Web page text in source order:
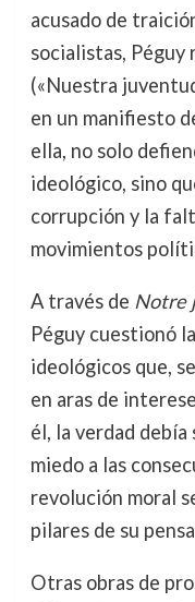
acusado de
socialistas, Péguy
(«Nuestra
en un manifiesto
ella, no solo
ideológico, sino
corrupción y la
movimientos
A través de Notre
Péguy cuestionó
ideológicos que,
en aras de
él, la verdad
miedo a las
revolución moral
pilares de su
Otras obras de